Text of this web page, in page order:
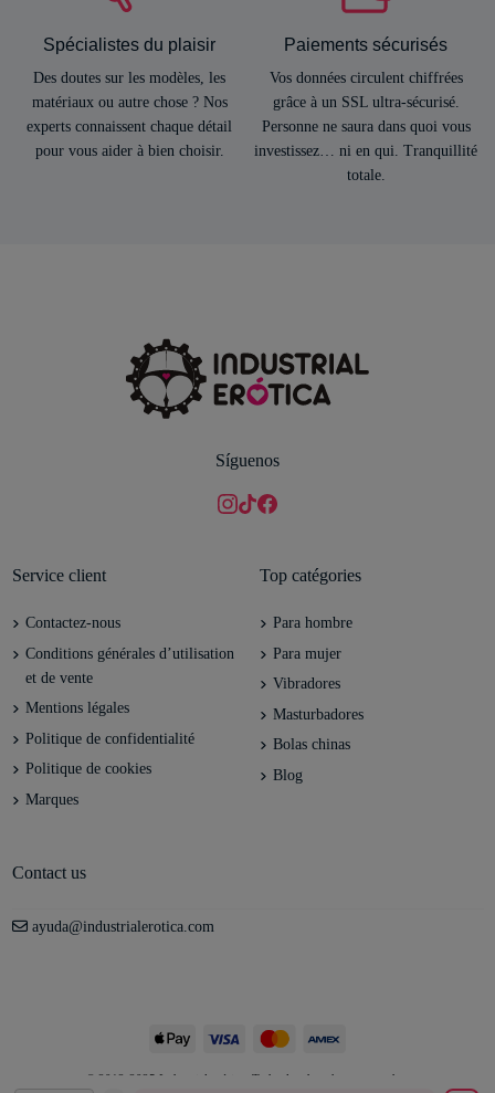
Spécialistes du plaisir
Des doutes sur les modèles, les
matériaux ou autre chose ? Nos
experts connaissent chaque détail
pour vous aider à bien choisir.
Paiements sécurisés
Vos données circulent chiffrées
grâce à un SSL ultra-sécurisé.
Personne ne saura dans quoi vous
investissez… ni en qui. Tranquillité
totale.
Síguenos
Service client
Contactez-nous
Conditions générales d’utilisation
et de vente
Mentions légales
Politique de confidentialité
Politique de cookies
Marques
Top catégories
Para hombre
Para mujer
Vibradores
Masturbadores
Bolas chinas
Blog
Contact us
ayuda@industrialerotica.com
© 2012-2025 Industrial erótica. Todos los derechos reservados.